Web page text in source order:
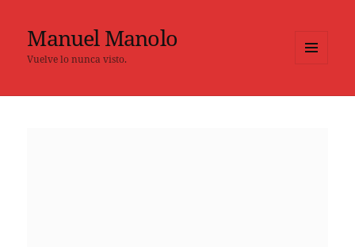
Manuel Manolo
Vuelve lo nunca visto.
WIDGETS